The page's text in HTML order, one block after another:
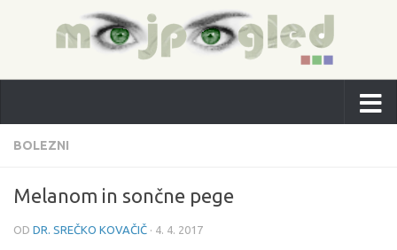
BOLEZNI
Melanom in sončne pege
OD DR. SREČKO KOVAČIČ · 4. 4. 2017